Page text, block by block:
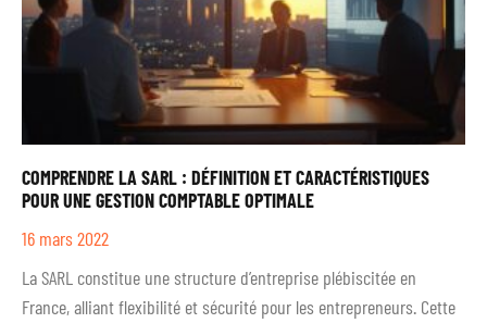
COMPRENDRE LA SARL : DÉFINITION ET CARACTÉRISTIQUES
POUR UNE GESTION COMPTABLE OPTIMALE
16 mars 2022
La SARL constitue une structure d’entreprise plébiscitée en
France, alliant flexibilité et sécurité pour les entrepreneurs. Cette